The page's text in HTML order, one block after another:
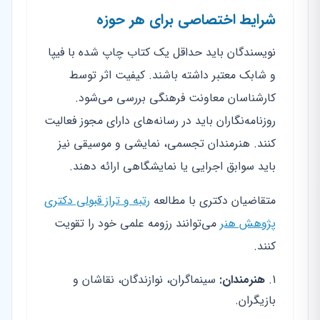
شرایط اختصاصی برای هر حوزه
نویسندگان باید حداقل یک کتاب چاپ شده با فیپا
و شابک معتبر داشته باشند. کیفیت اثر توسط
کارشناسان معاونت فرهنگی بررسی می‌شود.
روزنامه‌نگاران باید در رسانه‌های دارای مجوز فعالیت
کنند. هنرمندان تجسمی، نمایشی و موسیقی نیز
باید سوابق اجرایی یا نمایشگاهی ارائه دهند.
متقاضیان دکتری با مطالعه رتبه و تراز قبولی دکتری
پژوهش هنر می‌توانند رزومه علمی خود را تقویت
کنند.
هنرمندان: سینماگران، نوازندگان، نقاشان و
بازیگران.